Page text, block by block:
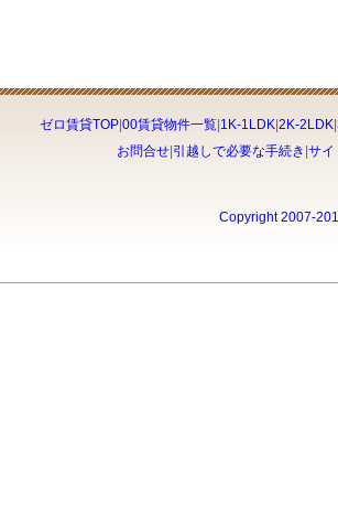
ゼロ賃貸TOP| 00賃貸物件一覧| 1K-1LDK| 2K-2LDK|
お問合せ 引越しで必要な手続き サイ
Copyright 2007-